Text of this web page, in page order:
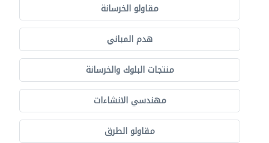
مقاولو الخرسانة
هدم المباني
منتجات البلوك والخرسانة
مهندسي الانشاءات
مقاولو الطرق